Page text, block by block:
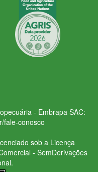
- Embrapa SAC:
fale-conosco
sob a Licença
- SemDerivações